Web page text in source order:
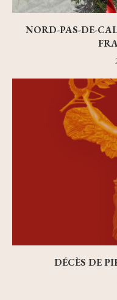
NORD-PAS-DE-
DÉCÈS DE